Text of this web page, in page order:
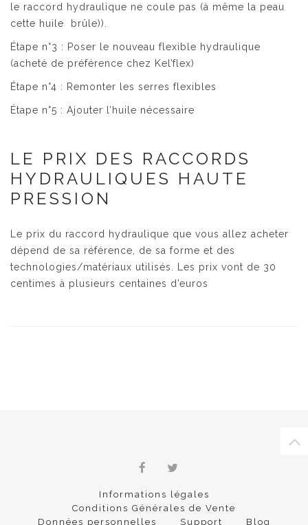
le raccord hydraulique ne coule pas (à même la peau
cette huile brûle)).
Étape n°3 : Poser le nouveau flexible hydraulique
(acheté de préférence chez Kel’flex)
Étape n°4 : Remonter les serres flexibles
Étape n°5 : Ajouter l’huile nécessaire
LE PRIX DES RACCORDS
HYDRAULIQUES HAUTE
PRESSION
Le prix du raccord hydraulique que vous allez acheter
dépend de sa référence, de sa forme et des
technologies/matériaux utilisés. Les prix vont de 30
centimes à plusieurs centaines d’euros
Informations légales
Conditions Générales de Vente
Données personnelles
Support Blog